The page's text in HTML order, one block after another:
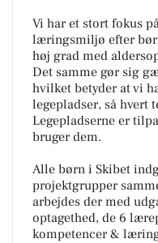
Vi har et stort fokus
læringsmiljø efter
høj grad med
Det samme gør sig
hvilket betyder at vi
legepladser, så hvert
Legepladserne er
bruger dem.
Alle børn i Skibet
projektgrupper
arbejdes der med
optagethed, de 6
kompetencer &